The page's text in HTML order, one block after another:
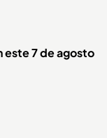
este 7 de agosto